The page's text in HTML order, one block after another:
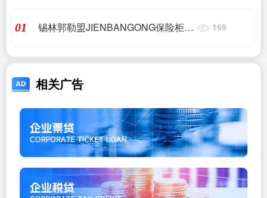
01
锡林郭勒盟JIENBANGONG保险柜维
障局
169
相关广告